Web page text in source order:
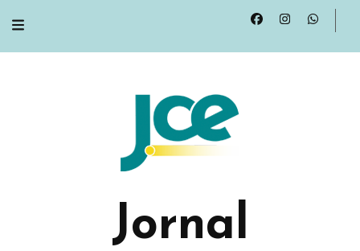
Jornal